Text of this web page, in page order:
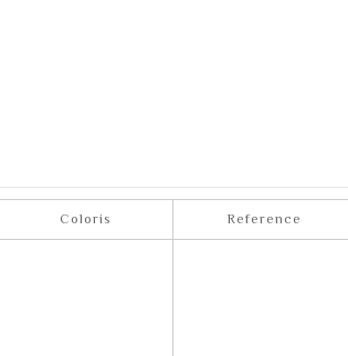
Coloris Reference